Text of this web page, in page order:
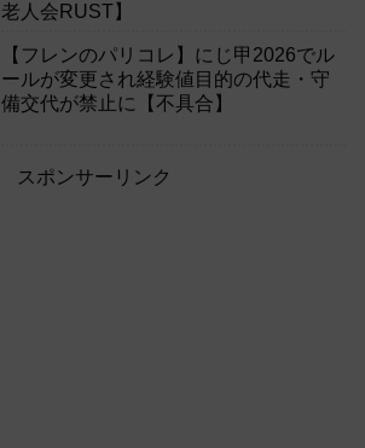
老人会RUST】
【フレンのパリコレ】にじ甲2026でル
ールが変更され経験値目的の代走・守
備交代が禁止に【不具合】
スポンサーリンク